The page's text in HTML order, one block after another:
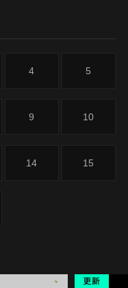
犬之間的默契配
4 5
9 10
14 15